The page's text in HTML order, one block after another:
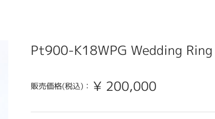
Pt900-K18WPG Wedding Ring
販売価格(税込)： ¥ 200,000